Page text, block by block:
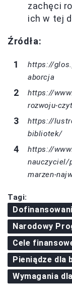
zachęci
ich w tej
Źródła:
https://
aborcja
https://
rozwoju-
https://
bibliotek/
https://
nauczyciel/
marzen-
Tagi:
Narodowy
Cele
Pieniądze dla
Wymagania